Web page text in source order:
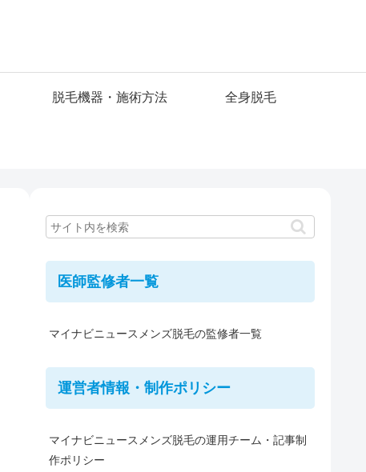
脱毛機器・施術方法 全身脱毛
医師監修者一覧
マイナビニュースメンズ脱毛の監修者一覧
運営者情報・制作ポリシー
マイナビニュースメンズ脱毛の運用チーム・記事制
作ポリシー